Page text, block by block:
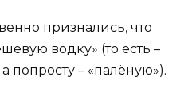
признались, что
водку» (то есть –
попросту – «палёную»).